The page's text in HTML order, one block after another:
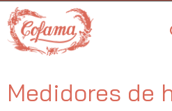
Medidores de